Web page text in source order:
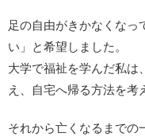
足の自由がきかなくなっ
い」と希望しました。
大学で福祉を学んだ私は
え、自宅へ帰る方法を考
それから亡くなるまでの